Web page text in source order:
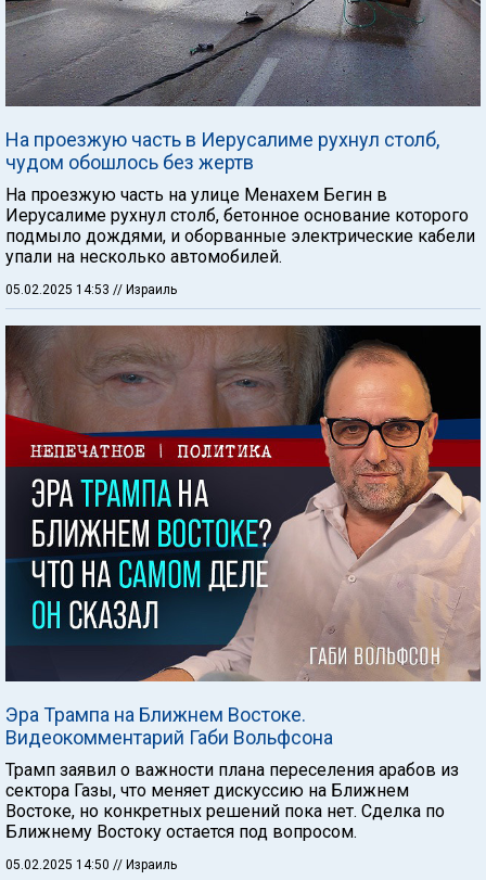
На проезжую часть в Иерусалиме рухнул столб,
чудом обошлось без жертв
На проезжую часть на улице Менахем Бегин в
Иерусалиме рухнул столб, бетонное основание которого
подмыло дождями, и оборванные электрические кабели
упали на несколько автомобилей.
05.02.2025 14:53 // Израиль
Эра Трампа на Ближнем Востоке.
Видеокомментарий Габи Вольфсона
Трамп заявил о важности плана переселения арабов из
сектора Газы, что меняет дискуссию на Ближнем
Востоке, но конкретных решений пока нет. Сделка по
Ближнему Востоку остается под вопросом.
05.02.2025 14:50 // Израиль